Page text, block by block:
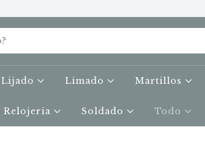
Lijado Limado Martillos
Relojeria Soldado Todo